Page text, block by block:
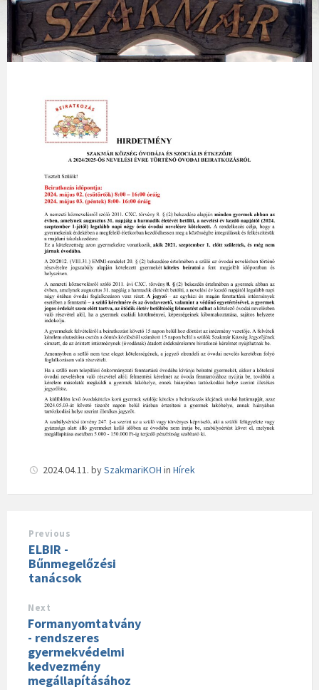
2024.04.11. bySzakmariKOH in Hírek
Previous
ELBIR -
Bűnmegelőzési
tanácsok
Next
Formanyomtatvány
- rendszeres
gyermekvédelmi
kedvezmény
megállapításához